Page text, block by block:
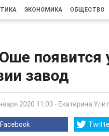
ЭКОНОМИКА ОБЩЕСТВО
появится
завод
2020 11:03 - Екатерина
Facebook